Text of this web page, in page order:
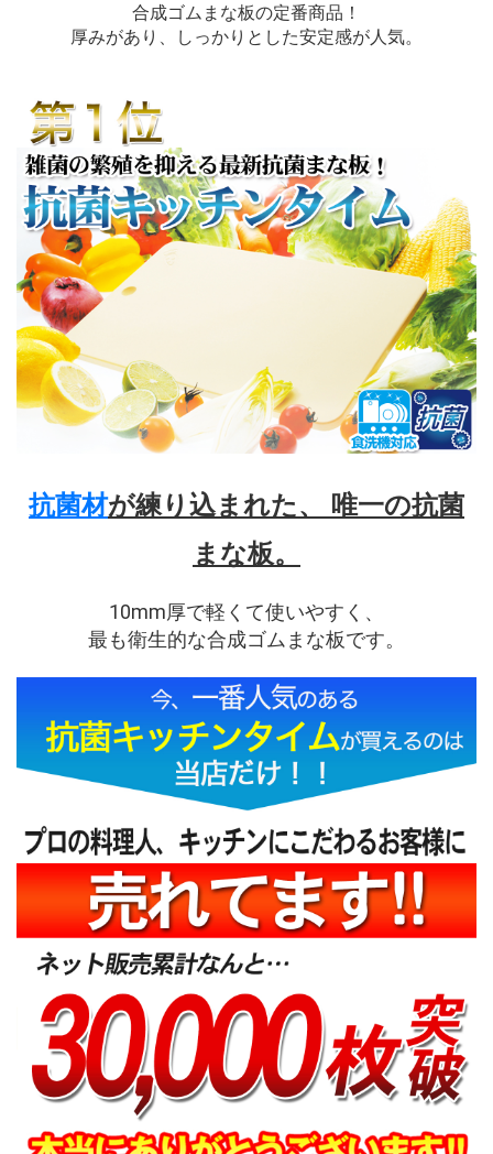
合成ゴムまな板の定番商品！
厚みがあり、しっかりとした安定感が人気。
抗菌材が練り込まれた、 唯一の抗菌
まな板。
10mm厚で軽くて使いやすく、
最も衛生的な合成ゴムまな板です。